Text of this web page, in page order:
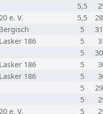
5,5
e. V. 5,5
5
186 5
5
186 5
186 5
5
5
e. V. 5